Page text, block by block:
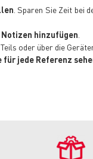
. Sparen Sie Zeit bei
hinzufügen
oder über die
jede Referenz